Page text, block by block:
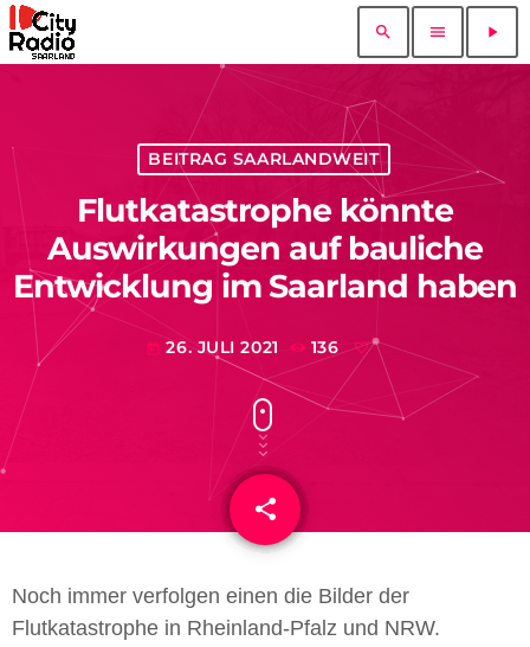
search menu play_arrow
BEITRAG SAARLANDWEIT
Flutkatastrophe könnte
Auswirkungen auf bauliche
Entwicklung im Saarland haben
today 26. JULI 2021 136
share
email
Noch immer verfolgen einen die Bilder der
Flutkatastrophe in Rheinland-Pfalz und NRW.